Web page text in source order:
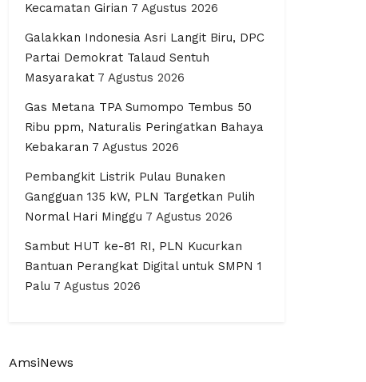
Kecamatan Girian 7 Agustus 2026
Galakkan Indonesia Asri Langit Biru, DPC
Partai Demokrat Talaud Sentuh
Masyarakat 7 Agustus 2026
Gas Metana TPA Sumompo Tembus 50
Ribu ppm, Naturalis Peringatkan Bahaya
Kebakaran 7 Agustus 2026
Pembangkit Listrik Pulau Bunaken
Gangguan 135 kW, PLN Targetkan Pulih
Normal Hari Minggu 7 Agustus 2026
Sambut HUT ke-81 RI, PLN Kucurkan
Bantuan Perangkat Digital untuk SMPN 1
Palu 7 Agustus 2026
AmsiNews